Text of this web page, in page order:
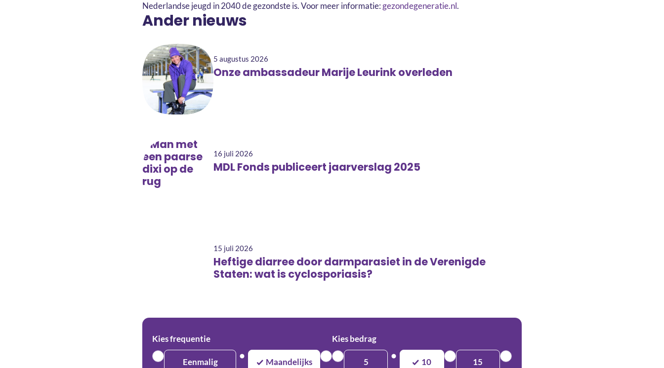
Nederlandse jeugd in 2040 de gezondste is. Voor meer informatie:gezondegeneratie.nl.
Ander nieuws
5 augustus 2026
Onze ambassadeur Marije Leurink overleden
16 juli 2026
MDL Fonds publiceert jaarverslag 2025
15 juli 2026
Heftige diarree door darmparasiet in de Verenigde
Staten: wat is cyclosporiasis?
Kies frequentie
Eenmalig Maandelijks
Kies bedrag
5 10 15